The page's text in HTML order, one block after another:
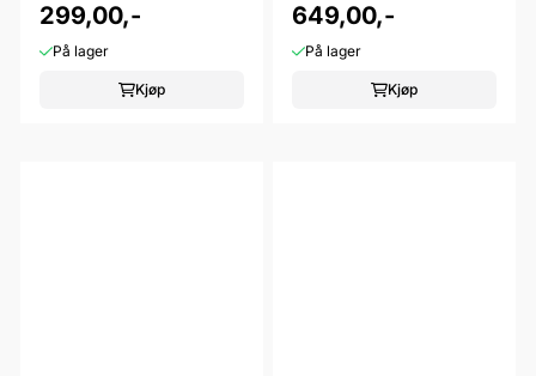
299,00,-
På lager
Kjøp
649,00,-
På lager
Kjøp